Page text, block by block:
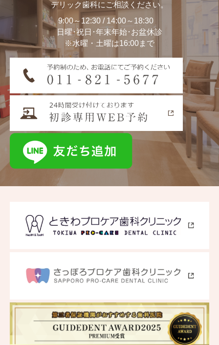
デリック歯科にご相談ください。
9:00～12:30 / 14:00～18:30
日曜･祝日･年末年始･お盆休診
※水曜・土曜は16:00まで